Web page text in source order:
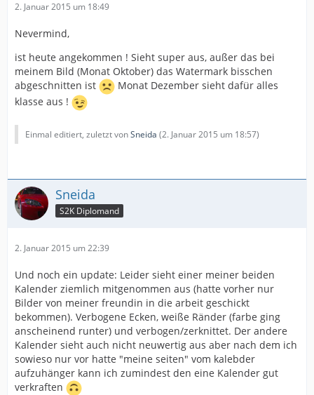
2. Januar 2015 um 18:49
Nevermind,
ist heute angekommen ! Sieht super aus, außer das bei
meinem Bild (Monat Oktober) das Watermark bisschen
abgeschnitten ist
Monat Dezember sieht dafür alles
klasse aus !
Einmal editiert, zuletzt vonSneida (2. Januar 2015 um 18:57)
Sneida
S2K Diplomand
2. Januar 2015 um 22:39
Und noch ein update: Leider sieht einer meiner beiden
Kalender ziemlich mitgenommen aus (hatte vorher nur
Bilder von meiner freundin in die arbeit geschickt
bekommen). Verbogene Ecken, weiße Ränder (farbe ging
anscheinend runter) und verbogen/zerknittet. Der andere
Kalender sieht auch nicht neuwertig aus aber nach dem ich
sowieso nur vor hatte "meine seiten" vom kalebder
aufzuhänger kann ich zumindest den eine Kalender gut
verkraften